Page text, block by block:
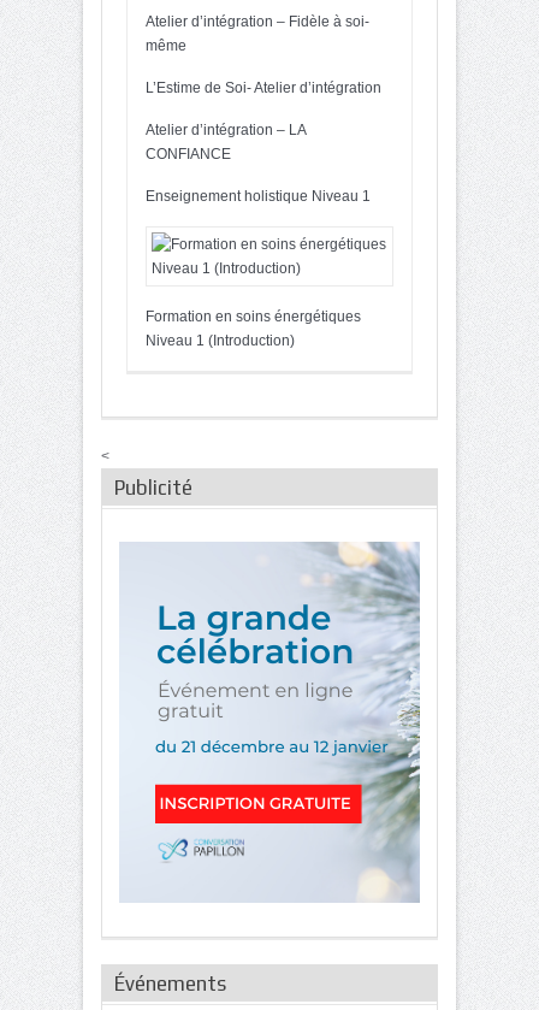
Atelier d’intégration – Fidèle à soi-
même
L’Estime de Soi- Atelier d’intégration
Atelier d’intégration – LA
CONFIANCE
Enseignement holistique Niveau 1
Formation en soins énergétiques
Niveau 1 (Introduction)
<
Publicité
Événements